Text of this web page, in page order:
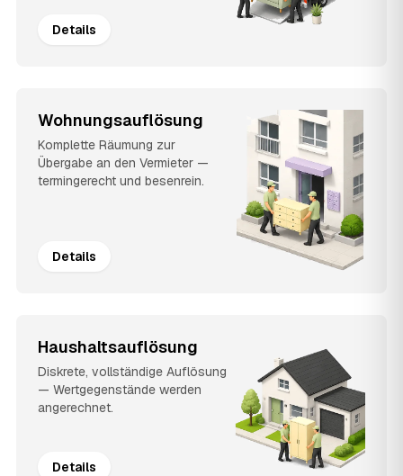
Details
Wohnungsauflösung
Komplette Räumung zur
Übergabe an den Vermieter —
termingerecht und besenrein.
Details
Haushaltsauflösung
Diskrete, vollständige Auflösung
— Wertgegenstände werden
angerechnet.
Details